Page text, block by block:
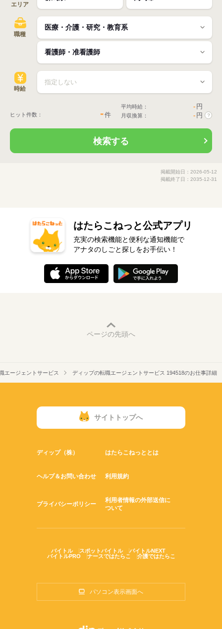
エリア
職種
時給
ヒット件数： -件
平均時給： - 円
月収換算： - 円 ?
検索する
掲載開始日：2026-05-12
掲載終了日：2035-12-31
はたらこねっと公式アプリ
充実の検索機能と便利な通知機能で
アナタのしごと探しをお手伝い！
ページの先頭へ
エージェントサービス ディップの転職エージェントサービス 194518のお仕事詳細
サイトトップへ
ディップ（株） はたらこねっととは
ヘルプ＆お問い合わせ 利用規約
プライバシーポリシー
利用者情報の外部送信に
ついて
バイトル スポットバイトル
バイトルNEXT
バイトルPRO
ナースではたらこ 介護ではたらこ
パソコン表示画面へ